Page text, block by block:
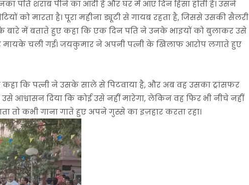
पति शराब पीने का आदी है और घर में आए दिन हिंसा होती है। उसने
को मारता है। पूरा महीना ड्यूटी से गायब रहता है, जिससे उसकी सैलरी
बारे में बताते हुए कहा कि एक दिन पति ने उनके भाइयों को बुलाकर उसे
मायके चली गई। जयकुमार ने अपनी पत्नी के खिलाफ आरोप लगाते हुए
कि पत्नी ने उसके साले से पिटवाया है, और अब वह उसका ट्रांसफर
आश्वासन दिया कि कोई उसे नहीं मारेगा, लेकिन वह फिर भी नीचे नहीं
तो कभी गाना गाते हुए अपने गुस्से का इज़हार करता रहा।